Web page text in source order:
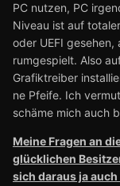
PC nutzen, PC
Niveau ist auf
oder UEFI
rumgespielt. Also
Grafiktreiber
ne Pfeife. Ich
schäme mich auch
Meine Fragen an
glücklichen
sich daraus ja